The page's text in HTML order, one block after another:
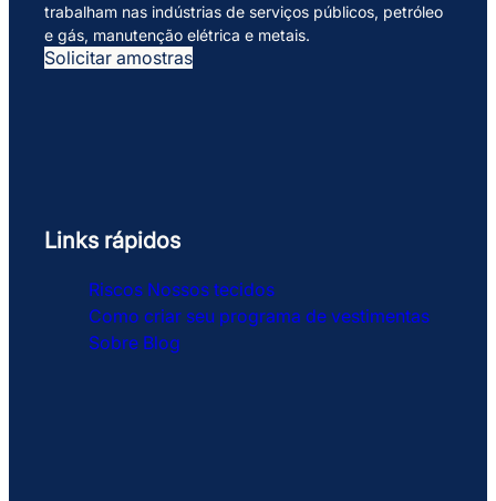
trabalham nas indústrias de serviços públicos, petróleo
e gás, manutenção elétrica e metais.
Solicitar amostras
Links rápidos
Riscos Nossos tecidos
Como criar seu programa de vestimentas
Sobre Blog